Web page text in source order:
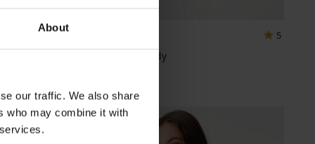
About
our traffic. We also share
who may combine it with
-25 % ALL25
5
Lora alakformáló body